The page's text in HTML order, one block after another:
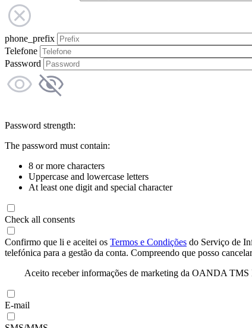
phone_prefix
Telefone
Password
Password strength:
The password must contain:
8 or more characters
Uppercase and lowercase letters
At least one digit and special character
Check all consents
Confirmo que li e aceitei os Termos e Condições do Serviço de
telefónica para a gestão da conta. Compreendo que posso
Aceito receber informações de marketing da OANDA TMS
E-mail